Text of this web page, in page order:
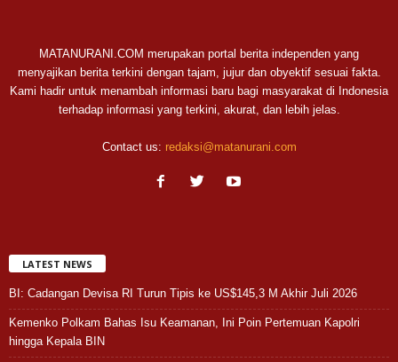
MATANURANI.COM merupakan portal berita independen yang
menyajikan berita terkini dengan tajam, jujur dan obyektif sesuai fakta.
Kami hadir untuk menambah informasi baru bagi masyarakat di Indonesia
terhadap informasi yang terkini, akurat, dan lebih jelas.
Contact us: redaksi@matanurani.com
LATEST NEWS
BI: Cadangan Devisa RI Turun Tipis ke US$145,3 M Akhir Juli 2026
Kemenko Polkam Bahas Isu Keamanan, Ini Poin Pertemuan Kapolri
hingga Kepala BIN